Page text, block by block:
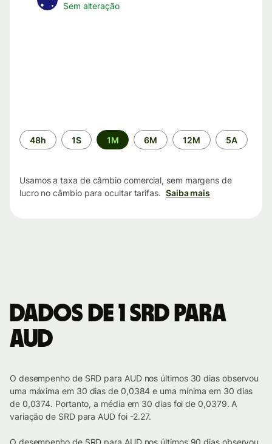
Sem alteração
Período
de
48h 1S 1M 6M 12M 5A
Usamos a taxa de câmbio comercial, sem margens de
lucro no câmbio para ocultar tarifas. Saiba mais
Dados de 1 SRD para
AUD
O desempenho de SRD para AUD nos últimos 30 dias observou
uma máxima em 30 dias de 0,0384 e uma mínima em 30 dias
de 0,0374. Portanto, a média em 30 dias foi de 0,0379. A
variação de SRD para AUD foi -2.27.